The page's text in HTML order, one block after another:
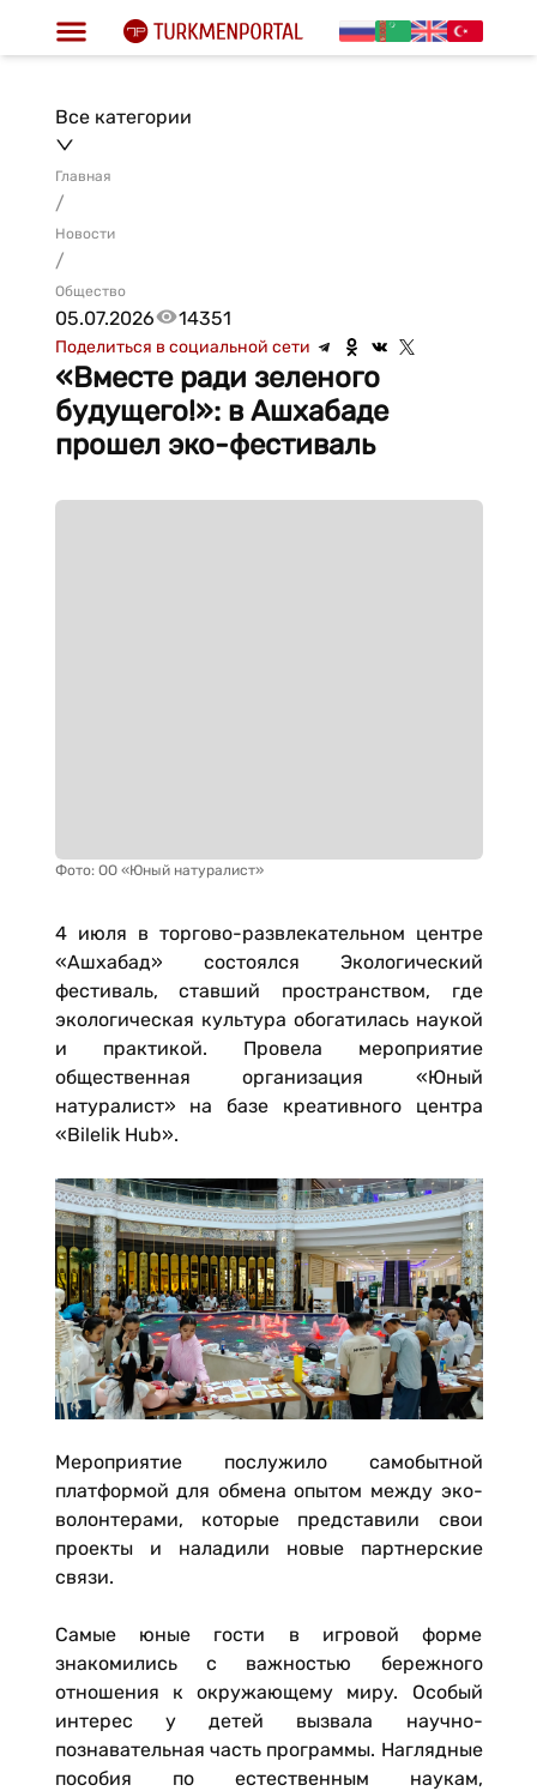
Все категории
Главная
/
Новости
/
Общество
05.07.2026 14351
Поделиться в социальной сети
«Вместе ради зеленого
будущего!»: в Ашхабаде
прошел эко-фестиваль
Фото: ОО «Юный натуралист»
4 июля в торгово-развлекательном центре
«Ашхабад» состоялся Экологический
фестиваль, ставший пространством, где
экологическая культура обогатилась наукой
и практикой. Провела мероприятие
общественная организация «Юный
натуралист» на базе креативного центра
«Bilelik Hub».
Мероприятие послужило самобытной
платформой для обмена опытом между эко-
волонтерами, которые представили свои
проекты и наладили новые партнерские
связи.
Самые юные гости в игровой форме
знакомились с важностью бережного
отношения к окружающему миру. Особый
интерес у детей вызвала научно-
познавательная часть программы. Наглядные
пособия по естественным наукам,